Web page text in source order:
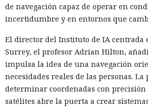
de navegación capaz de operar en
incertidumbre y en entornos que
El director del Instituto de IA centrada
Surrey, el profesor Adrian Hilton,
impulsa la idea de una navegación
necesidades reales de las personas.
determinar coordenadas con precisión
satélites abre la puerta a crear